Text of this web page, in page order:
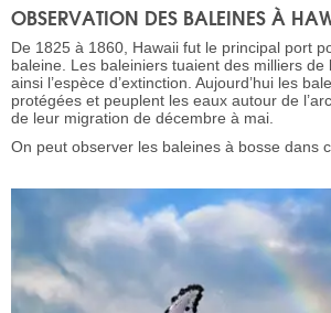
OBSERVATION DES BALEINES À
De 1825 à 1860, Hawaii fut le principal port
baleine. Les baleiniers tuaient des milliers de
ainsi l’espèce d’extinction. Aujourd’hui les
protégées et peuplent les eaux autour de
de leur migration de décembre à mai.
On peut observer les baleines à bosse dans